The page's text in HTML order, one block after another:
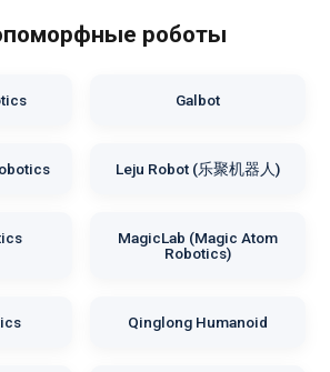
роботы
Galbot
Leju Robot (乐聚机器人)
MagicLab (Magic Atom
Robotics)
Qinglong Humanoid